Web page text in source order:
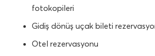
fotokopileri
Gidiş dönüş uçak bileti
Otel rezervasyonu